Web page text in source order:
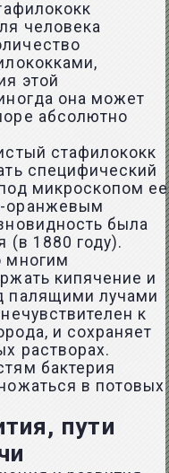
человека
этой
она может
абсолютно
стафилококк
специфический
микроскопом ее
оранжевым
была
(в 1880 году).
многим
кипячение и
палящими лучами
к
и сохраняет
растворах.
бактерия
в потовых
пути